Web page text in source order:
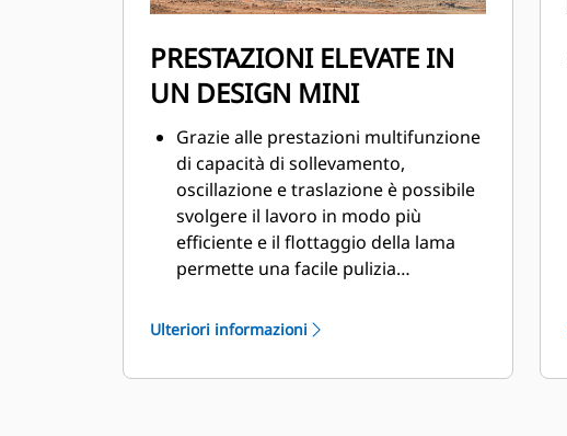
PRESTAZIONI ELEVATE IN
UN DESIGN MINI
Grazie alle prestazioni multifunzione
di capacità di sollevamento,
oscillazione e traslazione è possibile
svolgere il lavoro in modo più
efficiente e il flottaggio della lama
permette una facile pulizia
Ulteriori informazioni